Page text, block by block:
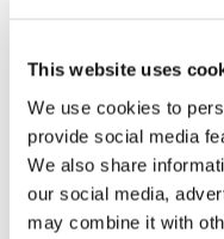
This website uses
We use cookies to
provide social media
We also share
our social media,
may combine it with